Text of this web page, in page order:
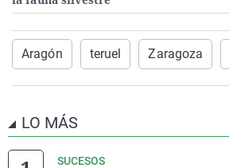
Aragón teruel Zaragoza
LO MÁS
SUCESOS